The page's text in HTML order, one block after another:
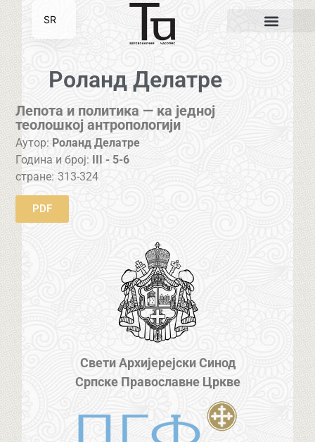
Роланд Делатре
Лепота и политика — ка једној
теолошкој антропологији
Аутор: Роланд Делатре
Година и број: III - 5-6
стране: 313-324
PDF
Свети Архијерејски Синод
Српске Православне Цркве
SR
EN